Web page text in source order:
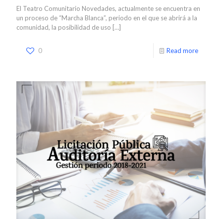
El Teatro Comunitario Novedades, actualmente se encuentra en
un proceso de “Marcha Blanca”, periodo en el que se abrirá a la
comunidad, la posibilidad de uso […]
0 Read more